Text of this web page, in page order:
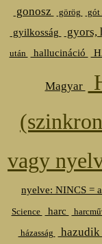
gonosz görög gót
gyilkosság gyors,
után
hallucináció
Magyar
vagy
nyelve: NINCS =
Science harc
házasság hazudik